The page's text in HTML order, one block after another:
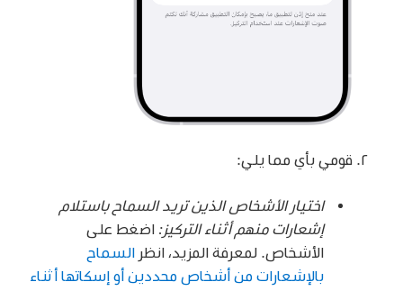
قومي بأي مما يلي:
اختيار الأشخاص الذين تريد السماح باستلام
إشعارات منهم أثناء التركيز: اضغط على
الأشخاص. لمعرفة المزيد، انظرالسماح
بالإشعارات من أشخاص محددين أو إسكاتها أثناء